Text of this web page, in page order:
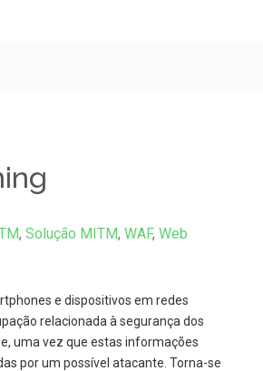
, Solução MITM, WAF, Web
e dispositivos em redes
relacionada à segurança dos
uma vez que estas informações
por um possível atacante. Torna-se